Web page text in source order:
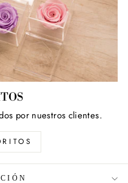
por nuestros clientes.